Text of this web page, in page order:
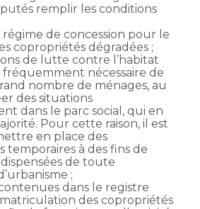
remplir les conditions
de concession pour le
copropriétés dégradées ;
de lutte contre l’habitat
fréquemment nécessaire de
nombre de ménages, au
des situations
dans le parc social, qui en
Pour cette raison, il est
en place des
temporaires à des fins de
de toute
;
dans le registre
des copropriétés